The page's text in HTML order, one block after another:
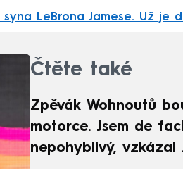
LeBrona Jamese. Už je
Čtěte také
Zpěvák Wohnoutů
motorce. Jsem de
nepohyblivý, vzkázal